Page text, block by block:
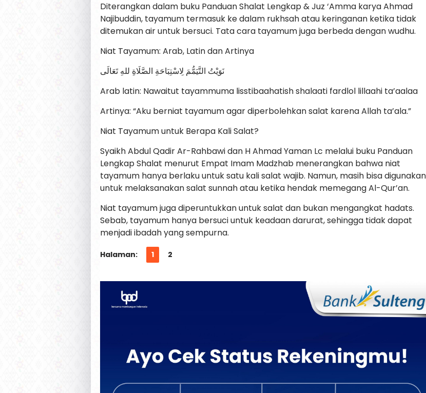
Diterangkan dalam buku Panduan Shalat Lengkap & Juz ‘Amma karya Ahmad
Najibuddin, tayamum termasuk ke dalam rukhsah atau keringanan ketika tidak
ditemukan air untuk bersuci. Tata cara tayamum juga berbeda dengan wudhu.
Niat Tayamum: Arab, Latin dan Artinya
نَوَيْتُ التَّيَمُّمَ لِاسْتِبَاحَةِ الصَّلَاةِ للهِ تَعَالَى
Arab latin: Nawaitut tayammuma lisstibaahatish shalaati fardlol lillaahi ta’aalaa
Artinya: “Aku berniat tayamum agar diperbolehkan salat karena Allah ta’ala.”
Niat Tayamum untuk Berapa Kali Salat?
Syaikh Abdul Qadir Ar-Rahbawi dan H Ahmad Yaman Lc melalui buku Panduan
Lengkap Shalat menurut Empat Imam Madzhab menerangkan bahwa niat
tayamum hanya berlaku untuk satu kali salat wajib. Namun, masih bisa digunakan
untuk melaksanakan salat sunnah atau ketika hendak memegang Al-Qur’an.
Niat tayamum juga diperuntukkan untuk salat dan bukan mengangkat hadats.
Sebab, tayamum hanya bersuci untuk keadaan darurat, sehingga tidak dapat
menjadi ibadah yang sempurna.
Halaman: 1 2